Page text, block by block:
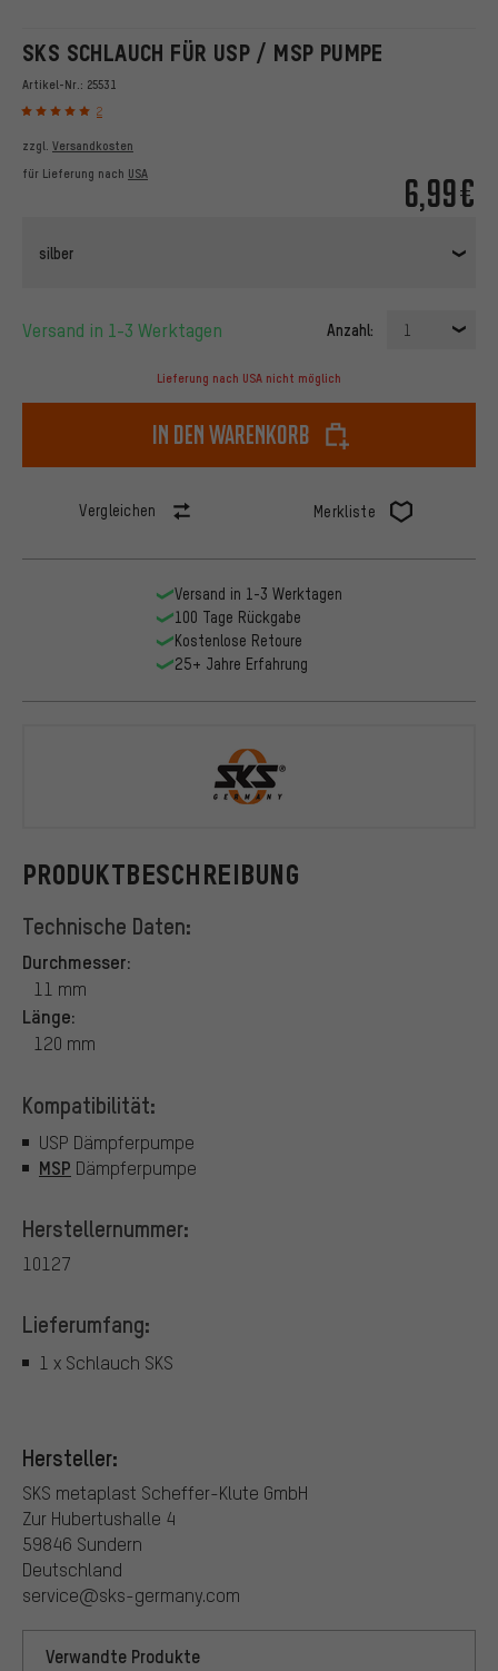
SKS SCHLAUCH FÜR USP / MSP PUMPE
Artikel-Nr.: 25531
2
6,99€
zzgl. Versandkosten
für Lieferung nach USA
silber
Versand in 1-3 Werktagen Anzahl: 1
Lieferung nach USA nicht möglich
In den Warenkorb
Vergleichen Merkliste
PRODUKTBESCHREIBUNG
Technische Daten:
Durchmesser:
11 mm
Länge:
120 mm
Kompatibilität:
USP Dämpferpumpe
MSP Dämpferpumpe
Herstellernummer:
10127
Lieferumfang:
1 x Schlauch SKS
Hersteller:
SKS metaplast Scheffer-Klute GmbH
Zur Hubertushalle 4
59846 Sundern
Deutschland
service@sks-germany.com
Verwandte Produkte
Versand in 1-3 Werktagen
100 Tage Rückgabe
Kostenlose Retoure
25+ Jahre Erfahrung